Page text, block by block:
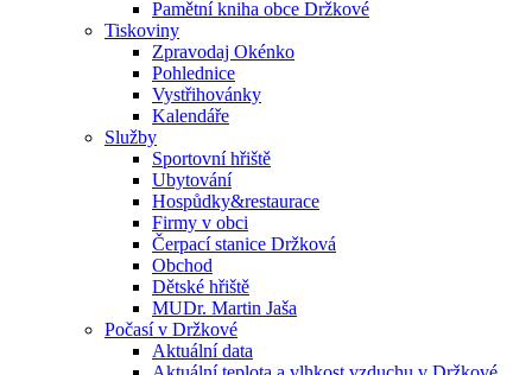
Pamětní kniha obce Držkové
Tiskoviny
Zpravodaj Okénko
Pohlednice
Vystřihovánky
Kalendáře
Služby
Sportovní hřiště
Ubytování
Hospůdky&restaurace
Firmy v obci
Čerpací stanice Držková
Obchod
Dětské hřiště
MUDr. Martin Jaša
Počasí v Držkové
Aktuální data